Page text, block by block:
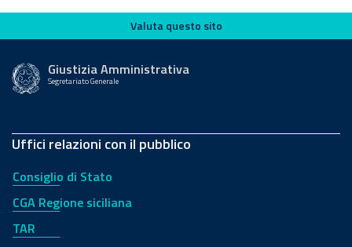
Valuta questo sito
Valuta questo sito
Giustizia Amministrativa
Segretariato Generale
Uffici relazioni con il pubblico
Consiglio di Stato
CGA Regione siciliana
TAR